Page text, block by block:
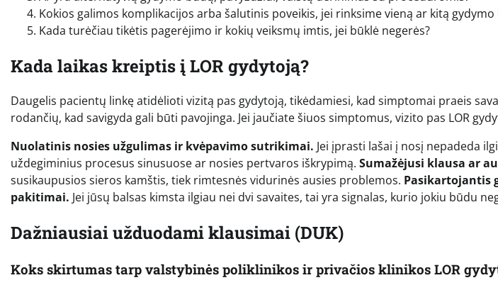
Kokios galimos komplikacijos arba šalutinis poveikis, jei rinksime vieną ar kitą gydymo
Kada turėčiau tikėtis pagerėjimo ir kokių veiksmų imtis, jei būklė negerės?
Kada laikas kreiptis į LOR gydytoją?
Daugelis pacientų linkę atidėlioti vizitą pas gydytoją, tikėdamiesi, kad simptomai praeis
rodančių, kad savigyda gali būti pavojinga. Jei jaučiate šiuos simptomus, vizito pas LOR
Nuolatinis nosies užgulimas ir kvėpavimo sutrikimai. Jei įprasti lašai į nosį nepadeda
uždegiminius procesus sinusuose ar nosies pertvaros iškrypimą. Sumažėjusi klausa ar
susikaupusios sieros kamštis, tiek rimtesnės vidurinės ausies problemos. Pasikartojantis
pakitimai. Jei jūsų balsas kimsta ilgiau nei dvi savaites, tai yra signalas, kurio jokiu būdu
Dažniausiai užduodami klausimai (DUK)
Koks skirtumas tarp valstybinės poliklinikos ir privačios klinikos LOR